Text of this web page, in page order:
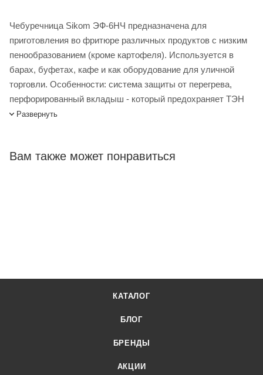
Чебуречница Sikom ЭФ-6НЧ предназначена для
приготовления во фритюре различных продуктов с низким
пенообразованием (кроме картофеля). Используется в
барах, буфетах, кафе и как оборудование для уличной
торговли. Особенности: система защиты от перегрева,
перфорированный вкладыш - который предохраняет ТЭН
от контакта с готовящимся продуктом.
Лигабаршоп по выгодной цене. Уточнить наличие,
Развернуть
Вам также может понравиться
КАТАЛОГ
БЛОГ
БРЕНДЫ
АКЦИИ